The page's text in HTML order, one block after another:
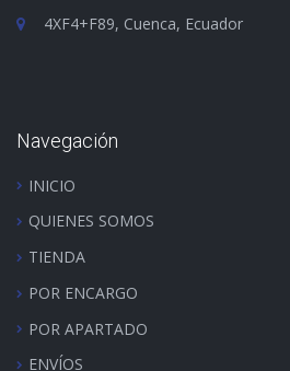
4XF4+F89, Cuenca, Ecuador
Navegación
INICIO
QUIENES SOMOS
TIENDA
POR ENCARGO
POR APARTADO
ENVÍOS